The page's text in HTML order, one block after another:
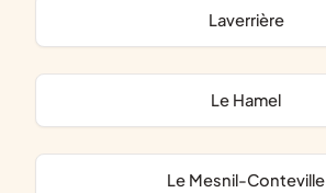
Laverrière
Le Hamel
Le Mesnil-Conteville